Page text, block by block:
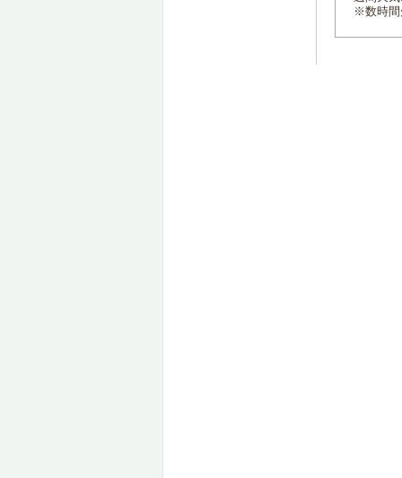
※数時間